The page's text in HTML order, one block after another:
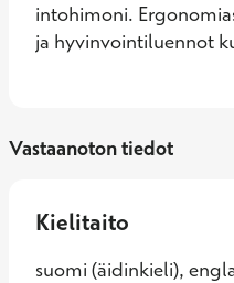
intohimoni.
ja hyvinvointiluennot
Vastaanoton tiedot
Kielitaito
suomi (äidinkieli),